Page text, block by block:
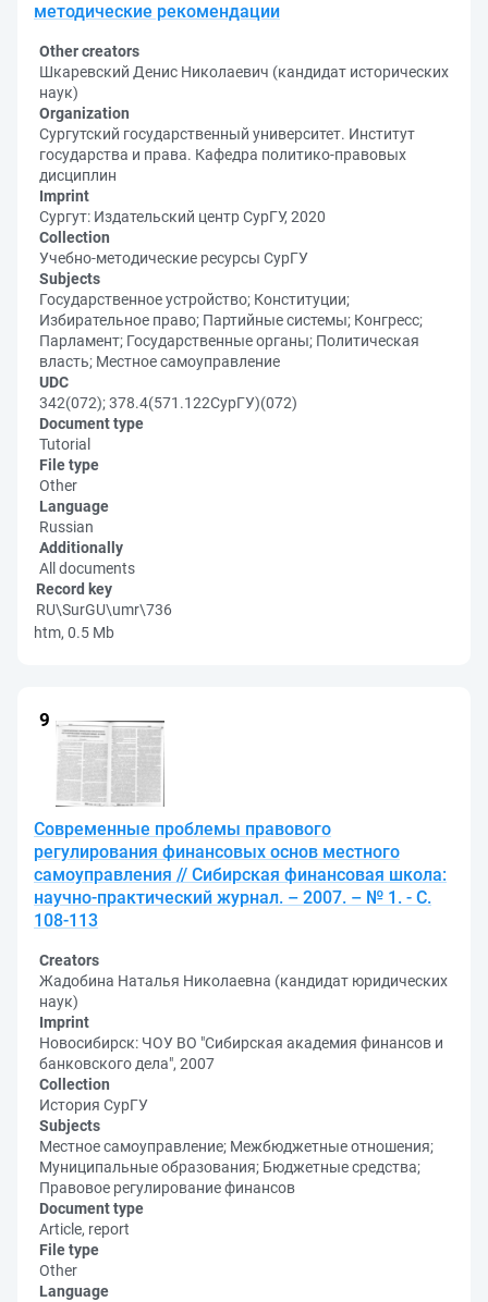
методические рекомендации
Other creators
Шкаревский Денис Николаевич (кандидат исторических
наук)
Organization
Сургутский государственный университет. Институт
государства и права. Кафедра политико-правовых
дисциплин
Imprint
Сургут: Издательский центр СурГУ, 2020
Collection
Учебно-методические ресурсы СурГУ
Subjects
Государственное устройство; Конституции;
Избирательное право; Партийные системы; Конгресс;
Парламент; Государственные органы; Политическая
власть; Местное самоуправление
UDC
342(072); 378.4(571.122СурГУ)(072)
Document type
Tutorial
File type
Other
Language
Russian
Additionally
All documents
Record key
RU\SurGU\umr\736
htm, 0.5 Mb
Современные проблемы правового
регулирования финансовых основ местного
самоуправления // Сибирская финансовая школа:
научно-практический журнал. – 2007. – № 1. - С.
108-113
Creators
Жадобина Наталья Николаевна (кандидат юридических
наук)
Imprint
Новосибирск: ЧОУ ВО "Сибирская академия финансов и
банковского дела", 2007
Collection
История СурГУ
Subjects
Местное самоуправление; Межбюджетные отношения;
Муниципальные образования; Бюджетные средства;
Правовое регулирование финансов
Document type
Article, report
File type
Other
Language